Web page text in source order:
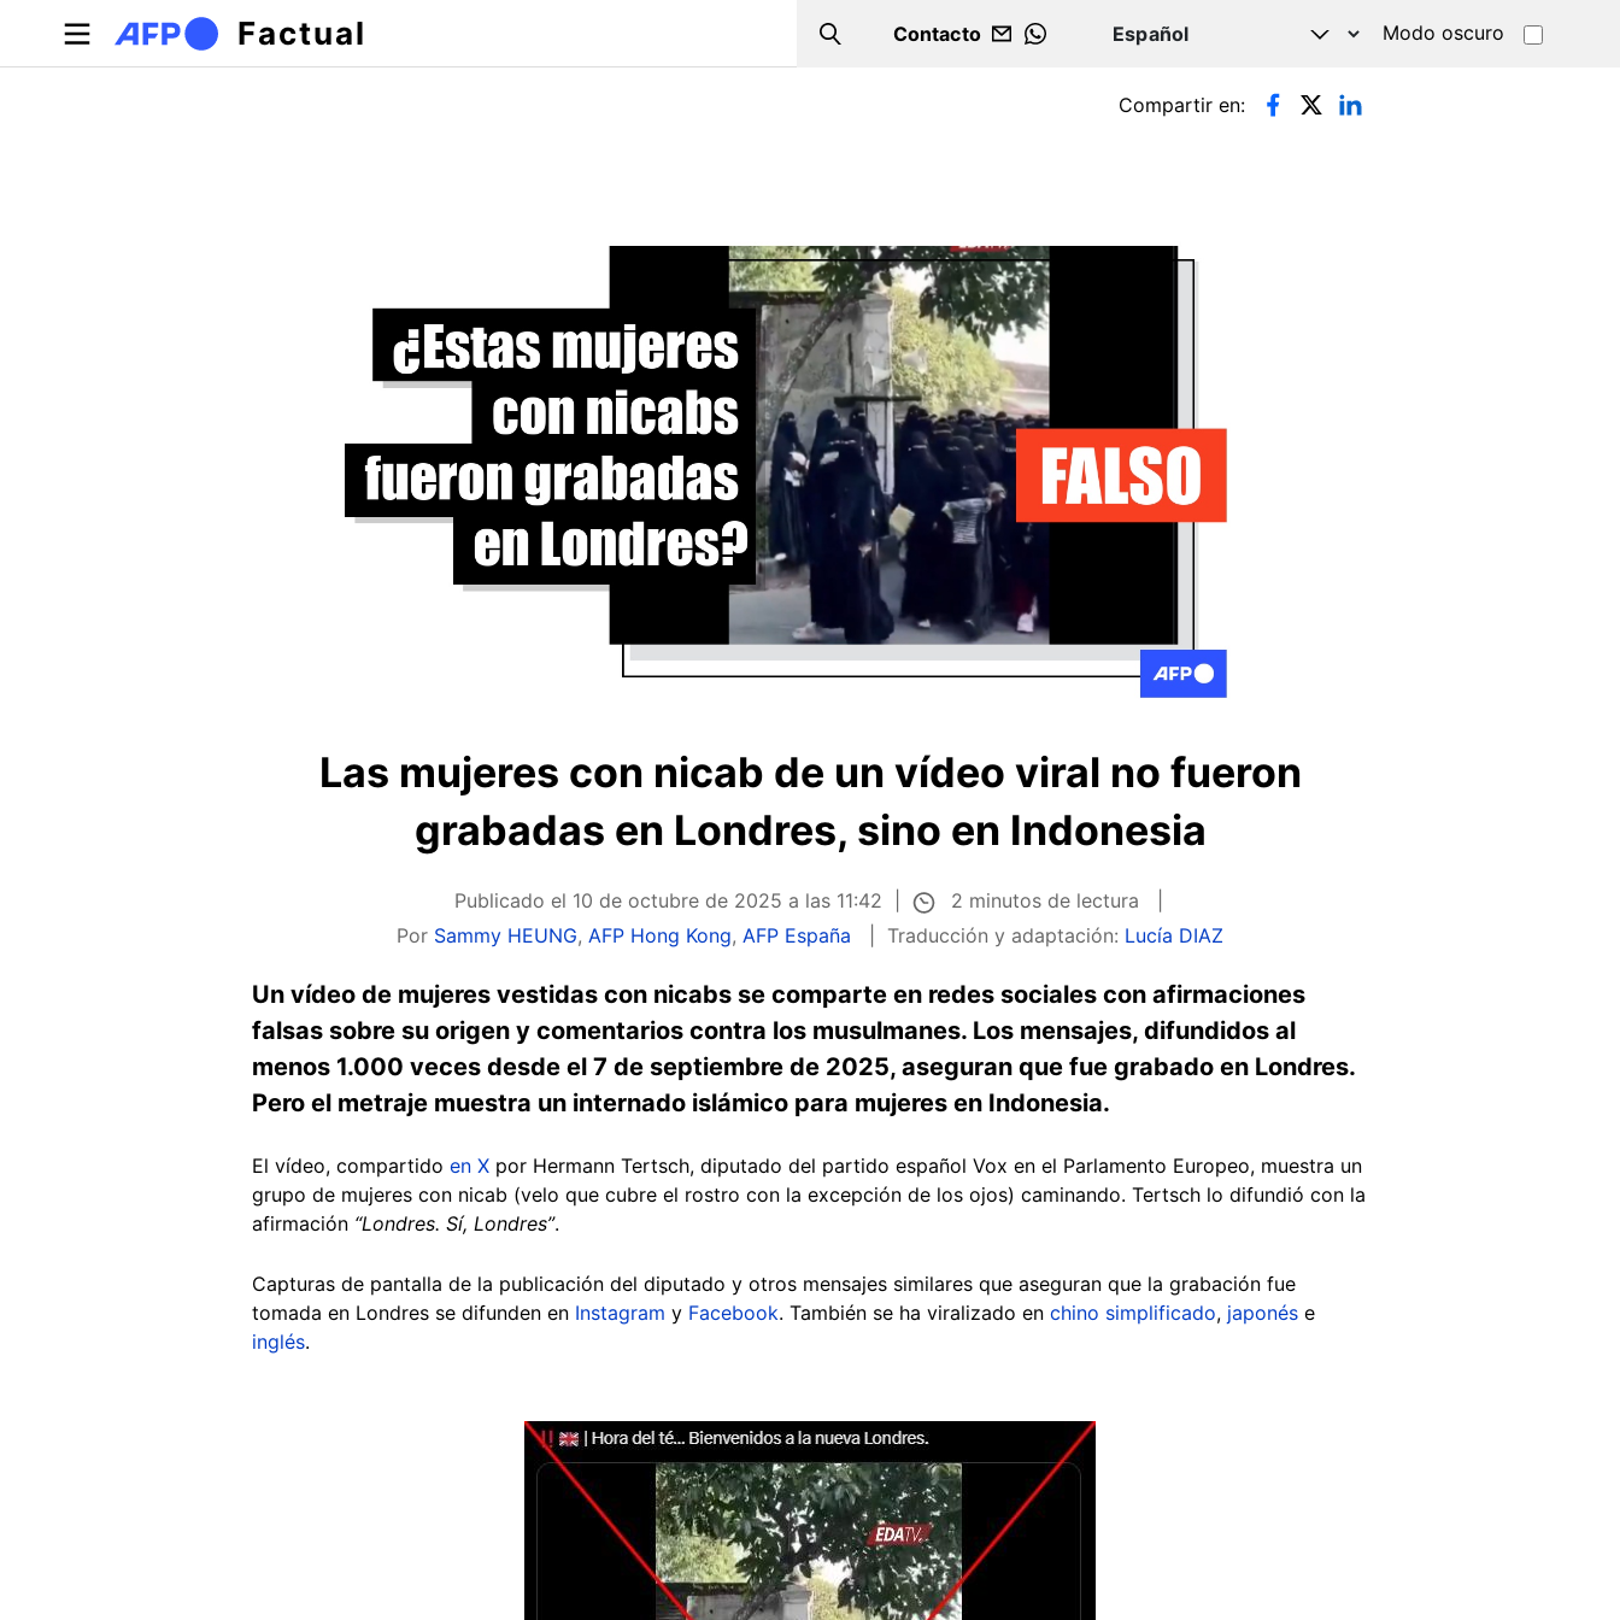
Pasar al contenido principal
Factual Search
Contacto
WHATSAPP
Modo oscuro
Solapas principales Compartir en:
Las mujeres con nicab de un vídeo viral no fueron
grabadas en Londres, sino en Indonesia
Publicado el 10 de octubre de 2025 a las 11:42
2 minutos de lectura
Por Sammy HEUNG, AFP Hong Kong, AFP España Traducción y adaptación: Lucía DIAZ
Un vídeo de mujeres vestidas con nicabs se comparte en redes sociales con afirmaciones
falsas sobre su origen y comentarios contra los musulmanes. Los mensajes, difundidos al
menos 1.000 veces desde el 7 de septiembre de 2025, aseguran que fue grabado en Londres.
Pero el metraje muestra un internado islámico para mujeres en Indonesia.
El vídeo, compartido en X por Hermann Tertsch, diputado del partido español Vox en el Parlamento Europeo, muestra un
grupo de mujeres con nicab (velo que cubre el rostro con la excepción de los ojos) caminando. Tertsch lo difundió con la
afirmación “Londres. Sí, Londres”.
Capturas de pantalla de la publicación del diputado y otros mensajes similares que aseguran que la grabación fue
tomada en Londres se difunden en Instagram y Facebook. También se ha viralizado en chino simplificado, japonés e
inglés.